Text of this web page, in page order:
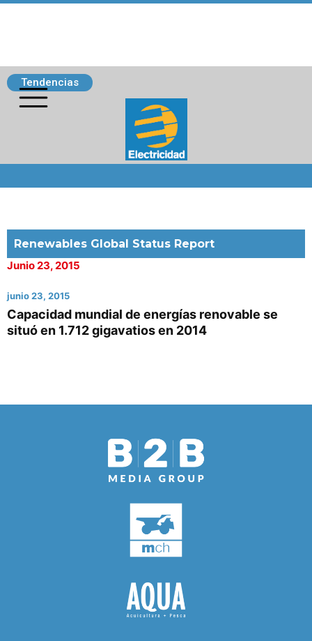
Tendencias
Renewables Global Status Report
Junio 23, 2015
junio 23, 2015
Capacidad mundial de energías renovable se
situó en 1.712 gigavatios en 2014